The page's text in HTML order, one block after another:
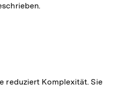
Fußnote
reduziert Komplexität. Sie